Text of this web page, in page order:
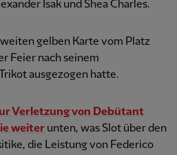
Isak und Shea Charles.
gelben Karte vom Platz
Feier nach seinem
ausgezogen hatte.
Verletzung von Debütant
weiter unten, was Slot über den
die Leistung von Federico